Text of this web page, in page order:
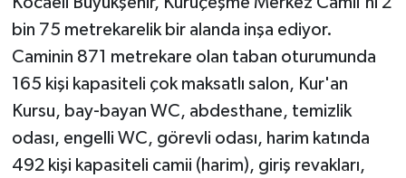
bin 75 metrekarelik bir alanda inşa ediyor.
Caminin 871 metrekare olan taban oturumunda
165 kişi kapasiteli çok maksatlı salon, Kur'an
Kursu, bay-bayan WC, abdesthane, temizlik
odası, engelli WC, görevli odası, harim katında
492 kişi kapasiteli camii (harim), giriş revakları,